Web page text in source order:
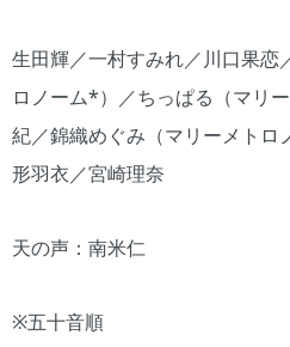
生田輝／一村すみれ／川口果恋
ロノーム*）／ちっぱる（マリ
紀／錦織めぐみ（マリーメト
形羽衣／宮崎理奈
天の声：南米仁
※五十音順